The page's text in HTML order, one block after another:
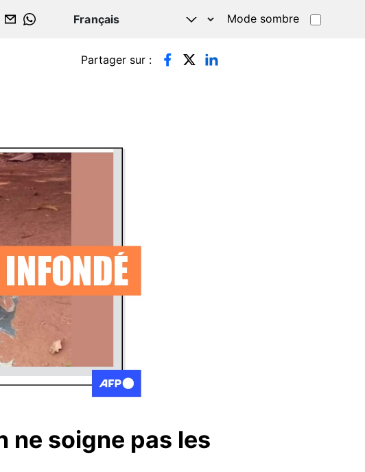
WHATSAPP
Mode sombre
Partager sur :
ne soigne pas les